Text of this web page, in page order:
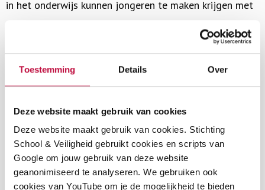
Toestemming Details Over
Deze website maakt gebruik van cookies
Deze website maakt gebruik van cookies. Stichting
School & Veiligheid gebruikt cookies en scripts van
Google om jouw gebruik van deze website
geanonimiseerd te analyseren. We gebruiken ook
cookies van YouTube om je de mogelijkheid te bieden
in het onderwijs kunnen jongeren te maken krijgen met
overleg- en aangifteplicht opgenomen voor seksuele
Vanuit deArbeidsomstandighedenwet(Arbowet) en
de cao’s voor het onderwijs moet de werkgever beleid
voeren dat gericht is op de bescherming van
medewerkers tegen onder andere: seksuele intimidatie,
agressie en geweld. En het moet beleid voeren om
ongewenst gedrag te voorkómen.